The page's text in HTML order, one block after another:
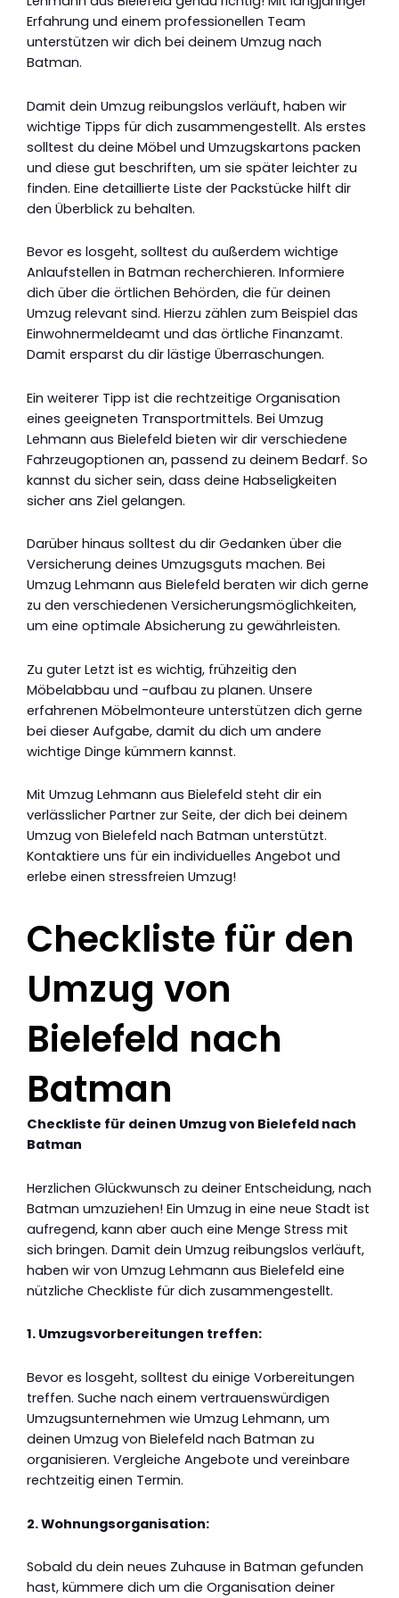
Erfahrung und einem professionellen Team
unterstützen wir dich bei deinem Umzug nach
Batman.
Damit dein Umzug reibungslos verläuft, haben wir
wichtige Tipps für dich zusammengestellt. Als erstes
solltest du deine Möbel und Umzugskartons packen
und diese gut beschriften, um sie später leichter zu
finden. Eine detaillierte Liste der Packstücke hilft dir
den Überblick zu behalten.
Bevor es losgeht, solltest du außerdem wichtige
Anlaufstellen in Batman recherchieren. Informiere
dich über die örtlichen Behörden, die für deinen
Umzug relevant sind. Hierzu zählen zum Beispiel das
Einwohnermeldeamt und das örtliche Finanzamt.
Damit ersparst du dir lästige Überraschungen.
Ein weiterer Tipp ist die rechtzeitige Organisation
eines geeigneten Transportmittels. Bei Umzug
Lehmann aus Bielefeld bieten wir dir verschiedene
Fahrzeugoptionen an, passend zu deinem Bedarf. So
kannst du sicher sein, dass deine Habseligkeiten
sicher ans Ziel gelangen.
Darüber hinaus solltest du dir Gedanken über die
Versicherung deines Umzugsguts machen. Bei
Umzug Lehmann aus Bielefeld beraten wir dich gerne
zu den verschiedenen Versicherungsmöglichkeiten,
um eine optimale Absicherung zu gewährleisten.
Zu guter Letzt ist es wichtig, frühzeitig den
Möbelabbau und -aufbau zu planen. Unsere
erfahrenen Möbelmonteure unterstützen dich gerne
bei dieser Aufgabe, damit du dich um andere
wichtige Dinge kümmern kannst.
Mit Umzug Lehmann aus Bielefeld steht dir ein
verlässlicher Partner zur Seite, der dich bei deinem
Umzug von Bielefeld nach Batman unterstützt.
Kontaktiere uns für ein individuelles Angebot und
erlebe einen stressfreien Umzug!
Checkliste für den
Umzug von
Bielefeld nach
Batman
Checkliste für deinen Umzug von Bielefeld nach
Batman
Herzlichen Glückwunsch zu deiner Entscheidung, nach
Batman umzuziehen! Ein Umzug in eine neue Stadt ist
aufregend, kann aber auch eine Menge Stress mit
sich bringen. Damit dein Umzug reibungslos verläuft,
haben wir von Umzug Lehmann aus Bielefeld eine
nützliche Checkliste für dich zusammengestellt.
1. Umzugsvorbereitungen treffen:
Bevor es losgeht, solltest du einige Vorbereitungen
treffen. Suche nach einem vertrauenswürdigen
Umzugsunternehmen wie Umzug Lehmann, um
deinen Umzug von Bielefeld nach Batman zu
organisieren. Vergleiche Angebote und vereinbare
rechtzeitig einen Termin.
2. Wohnungsorganisation:
Sobald du dein neues Zuhause in Batman gefunden
hast, kümmere dich um die Organisation deiner